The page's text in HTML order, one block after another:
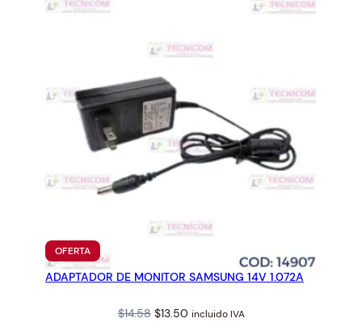
OFERTAPRODUCTO
EN
OFERTA
ADAPTADOR DE MONITOR SAMSUNG 14V 1.072A
$14.58 Original
$13.50Current
incluido IVA